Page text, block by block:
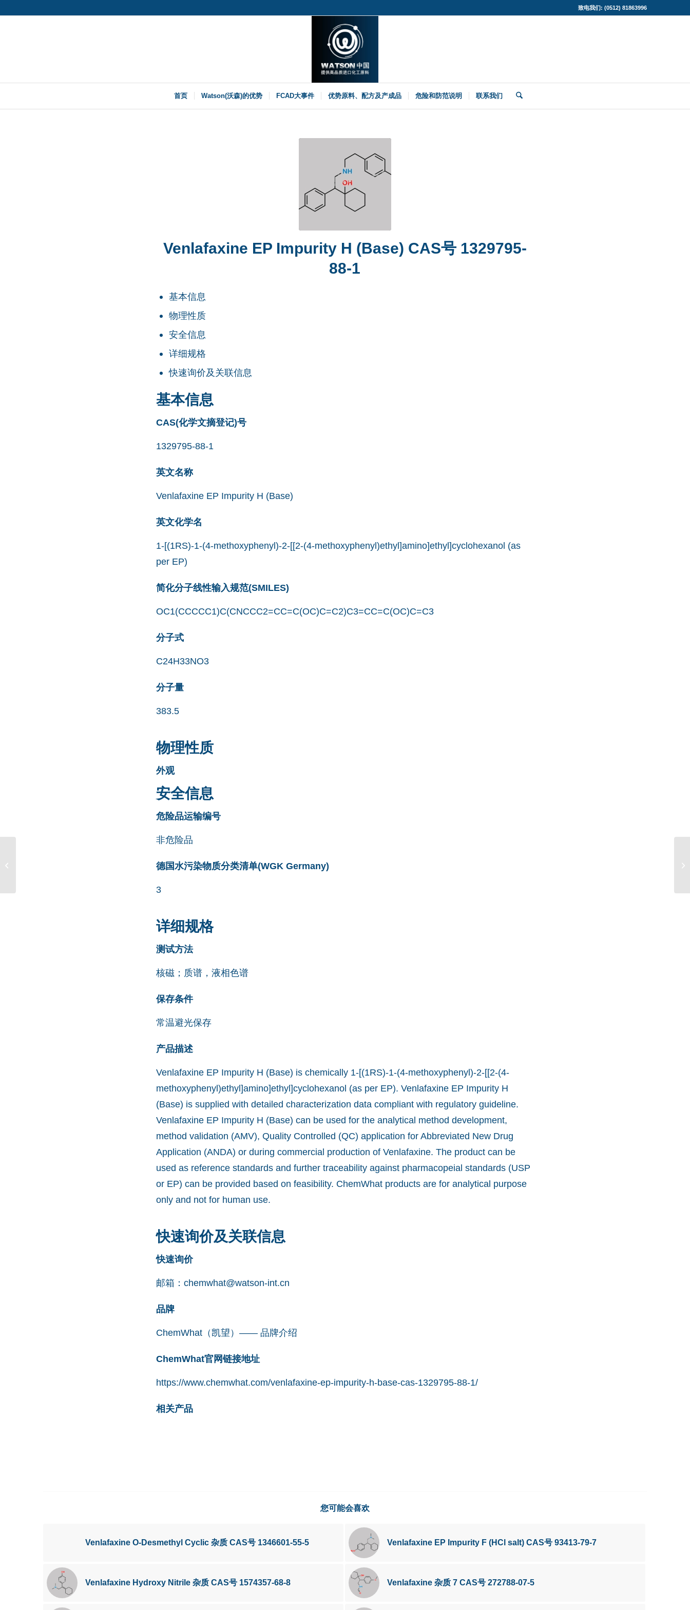
致电我们: (0512) 81863996
首页 Watson(沃森)的优势 FCAD大事件 优势原料、配方及产成品 危险和防范说明 联系我们
Venlafaxine EP Impurity H (Base) CAS号 1329795-
88-1
基本信息
物理性质
安全信息
详细规格
快速询价及关联信息
基本信息
CAS(化学文摘登记)号
1329795-88-1
英文名称
Venlafaxine EP Impurity H (Base)
英文化学名
1-[(1RS)-1-(4-methoxyphenyl)-2-[[2-(4-methoxyphenyl)ethyl]amino]ethyl]cyclohexanol (as
per EP)
简化分子线性输入规范(SMILES)
OC1(CCCCC1)C(CNCCC2=CC=C(OC)C=C2)C3=CC=C(OC)C=C3
分子式
C24H33NO3
分子量
383.5
物理性质
外观
安全信息
危险品运输编号
非危险品
德国水污染物质分类清单(WGK Germany)
3
详细规格
测试方法
核磁；质谱，液相色谱
保存条件
常温避光保存
产品描述
Venlafaxine EP Impurity H (Base) is chemically 1-[(1RS)-1-(4-methoxyphenyl)-2-[[2-(4-
methoxyphenyl)ethyl]amino]ethyl]cyclohexanol (as per EP). Venlafaxine EP Impurity H
(Base) is supplied with detailed characterization data compliant with regulatory guideline.
Venlafaxine EP Impurity H (Base) can be used for the analytical method development,
method validation (AMV), Quality Controlled (QC) application for Abbreviated New Drug
Application (ANDA) or during commercial production of Venlafaxine. The product can be
used as reference standards and further traceability against pharmacopeial standards (USP
or EP) can be provided based on feasibility. ChemWhat products are for analytical purpose
only and not for human use.
快速询价及关联信息
快速询价
邮箱： chemwhat@watson-int.cn
品牌
ChemWhat（凯望）—— 品牌介绍
ChemWhat官网链接地址
https://www.chemwhat.com/venlafaxine-ep-impurity-h-base-cas-1329795-88-1/
相关产品
您可能会喜欢
Venlafaxine O-Desmethyl Cyclic 杂质 CAS号 1346601-55-5 Venlafaxine EP Impurity F (HCl salt) CAS号 93413-79-7
Venlafaxine Hydroxy Nitrile 杂质 CAS号 1574357-68-8 Venlafaxine 杂质 7 CAS号 272788-07-5